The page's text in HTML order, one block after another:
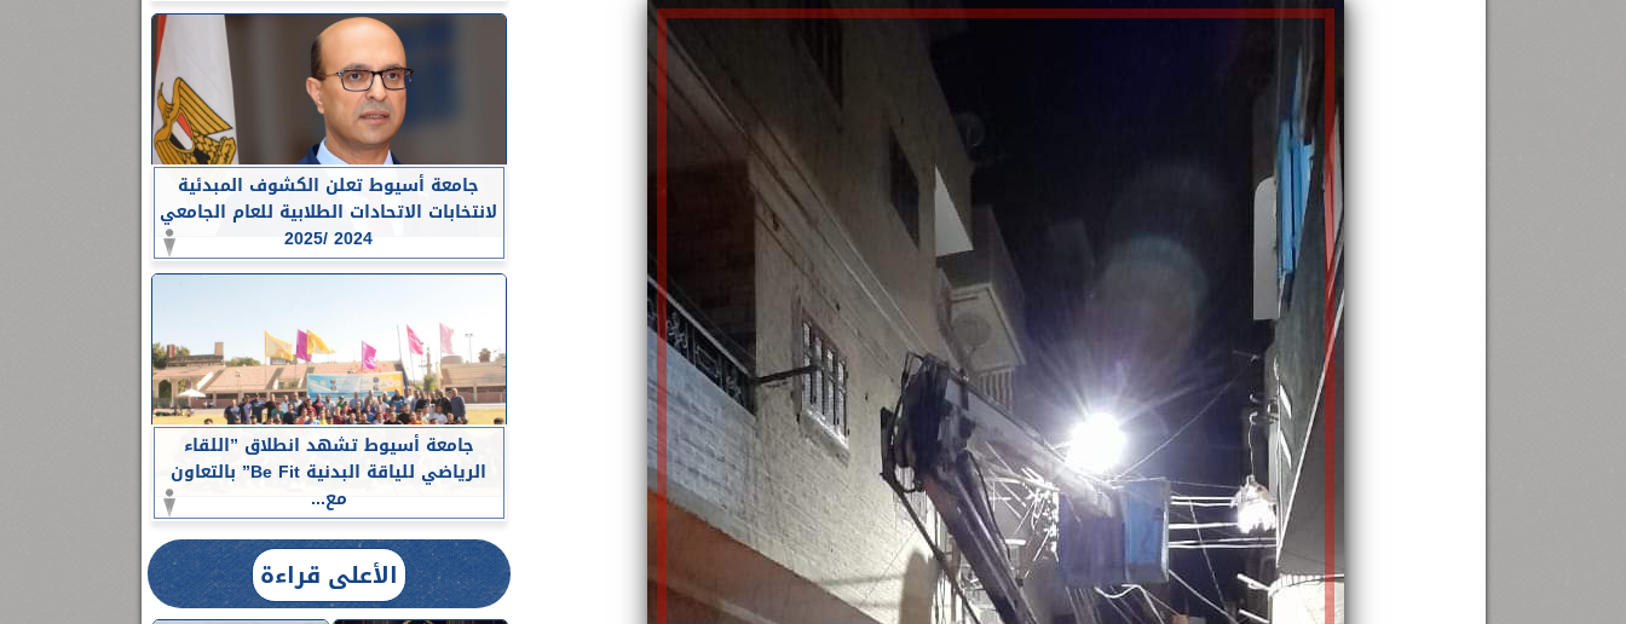
جامعة أسيوط تعلن الكشوف المبدئية
لانتخابات الاتحادات الطلابية للعام الجامعي
2024 /2025
جامعة أسيوط تشهد انطلاق ”اللقاء
الرياضي للياقة البدنية Be Fit” بالتعاون
مع...
الأعلى قراءة